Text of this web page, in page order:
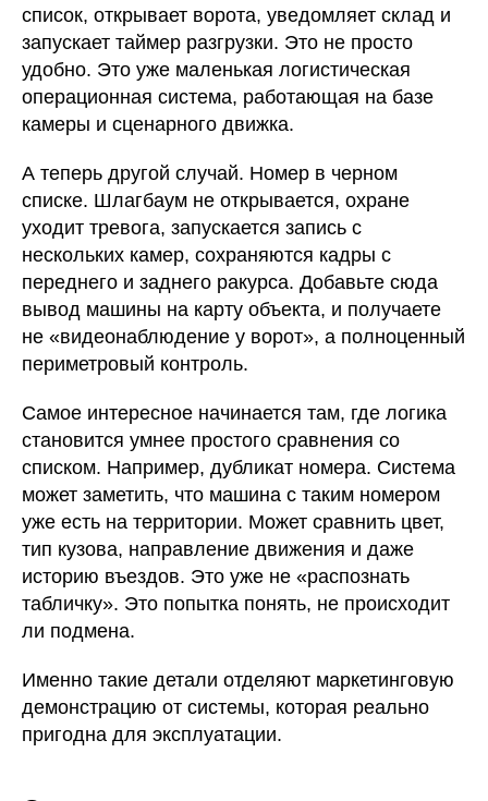
список, открывает ворота, уведомляет склад и
запускает таймер разгрузки. Это не просто
удобно. Это уже маленькая логистическая
операционная система, работающая на базе
камеры и сценарного движка.
А теперь другой случай. Номер в черном
списке. Шлагбаум не открывается, охране
уходит тревога, запускается запись с
нескольких камер, сохраняются кадры с
переднего и заднего ракурса. Добавьте сюда
вывод машины на карту объекта, и получаете
не «видеонаблюдение у ворот», а полноценный
периметровый контроль.
Самое интересное начинается там, где логика
становится умнее простого сравнения со
списком. Например, дубликат номера. Система
может заметить, что машина с таким номером
уже есть на территории. Может сравнить цвет,
тип кузова, направление движения и даже
историю въездов. Это уже не «распознать
табличку». Это попытка понять, не происходит
ли подмена.
Именно такие детали отделяют маркетинговую
демонстрацию от системы, которая реально
пригодна для эксплуатации.